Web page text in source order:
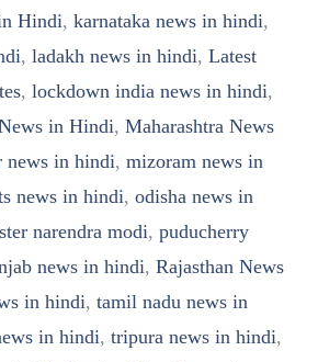
Hindi, karnataka news in hindi,
, ladakh news in hindi, Latest
, lockdown india news in hindi,
in Hindi, Maharashtra News
news in hindi, mizoram news in
news in hindi, odisha news in
narendra modi, puducherry
news in hindi, Rajasthan News
in hindi, tamil nadu news in
in hindi, tripura news in hindi,